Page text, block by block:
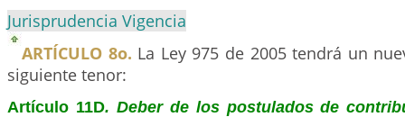
Jurisprudencia Vigencia
ARTÍCULO 8o. La Ley 975 de 2005 tendrá un
siguiente tenor:
Artículo 11D. Deber de los postulados de